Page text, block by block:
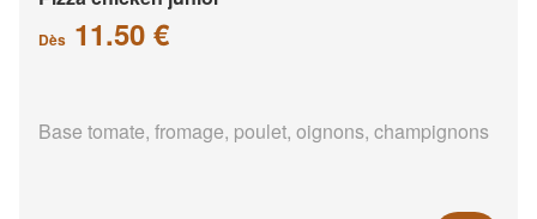
Dès 11.50 €
Base tomate, fromage, poulet, oignons, champignons